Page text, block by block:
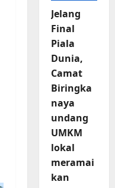
Jelang
Final
Piala
Dunia,
Camat
Biringka
naya
undang
UMKM
lokal
meramai
kan